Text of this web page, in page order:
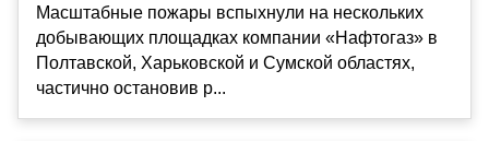
Масштабные пожары вспыхнули на нескольких
добывающих площадках компании «Нафтогаз» в
Полтавской, Харьковской и Сумской областях,
частично остановив р...